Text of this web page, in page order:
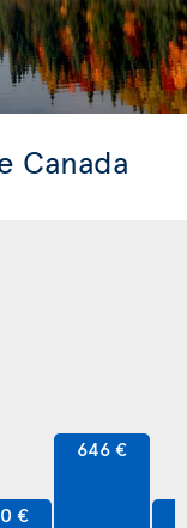
Canada
€
646 €